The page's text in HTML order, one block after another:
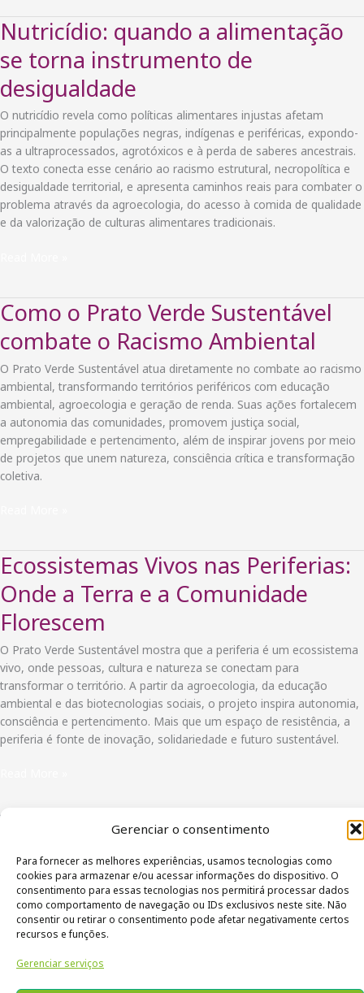
Gerenciar o consentimento
Para fornecer as melhores experiências, usamos tecnologias como
cookies para armazenar e/ou acessar informações do dispositivo. O
consentimento para essas tecnologias nos permitirá processar dados
como comportamento de navegação ou IDs exclusivos neste site. Não
consentir ou retirar o consentimento pode afetar negativamente certos
recursos e funções.
Gerenciar serviços
Prato:
a
agroecologia
alimenta
corpos
e
consciências
Nutricídio: quando a alimentação
se torna instrumento de
desigualdade
O nutricídio revela como políticas alimentares injustas afetam
principalmente populações negras, indígenas e periféricas, expondo-
as a ultraprocessados, agrotóxicos e à perda de saberes ancestrais.
O texto conecta esse cenário ao racismo estrutural, necropolítica e
desigualdade territorial, e apresenta caminhos reais para combater o
problema através da agroecologia, do acesso à comida de qualidade
e da valorização de culturas alimentares tradicionais.
alimentação
torna
instrumento
de
desigualdade
Como o Prato Verde Sustentável
combate o Racismo Ambiental
O Prato Verde Sustentável atua diretamente no combate ao racismo
ambiental, transformando territórios periféricos com educação
ambiental, agroecologia e geração de renda. Suas ações fortalecem
a autonomia das comunidades, promovem justiça social,
empregabilidade e pertencimento, além de inspirar jovens por meio
de projetos que unem natureza, consciência crítica e transformação
coletiva.
Verde
combate
o
Racismo
Ambiental
Ecossistemas Vivos nas Periferias:
Onde a Terra e a Comunidade
Florescem
O Prato Verde Sustentável mostra que a periferia é um ecossistema
vivo, onde pessoas, cultura e natureza se conectam para
transformar o território. A partir da agroecologia, da educação
ambiental e das biotecnologias sociais, o projeto inspira autonomia,
consciência e pertencimento. Mais que um espaço de resistência, a
periferia é fonte de inovação, solidariedade e futuro sustentável.
Terra
Comunidade
Política de Privacidade
Termos de uso
Copyright © 2026 Prato Verde Sustentável - Criado porAgro